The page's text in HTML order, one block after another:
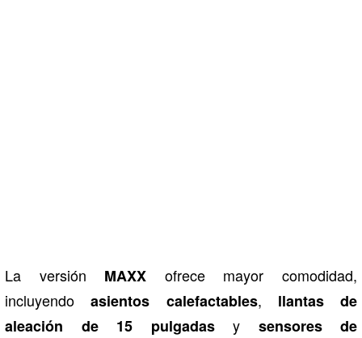
La versión MAXX ofrece mayor comodidad,
incluyendoasientos calefactables, llantas de
aleación de 15 pulgadasy sensores de